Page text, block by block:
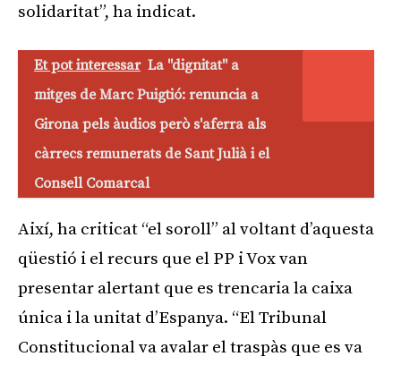
solidaritat”, ha indicat.
Et pot interessar La "dignitat" a
mitges de Marc Puigtió: renuncia a
Girona pels àudios però s'aferra als
càrrecs remunerats de Sant Julià i el
Consell Comarcal
Així, ha criticat “el soroll” al voltant d’aquesta
qüestió i el recurs que el PP i Vox van
presentar alertant que es trencaria la caixa
única i la unitat d’Espanya. “El Tribunal
Constitucional va avalar el traspàs que es va